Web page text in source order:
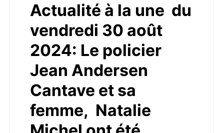
Actualité à la une du
vendredi 30 août
2024: Le policier
Jean Andersen
Cantave et sa
femme, Natalie